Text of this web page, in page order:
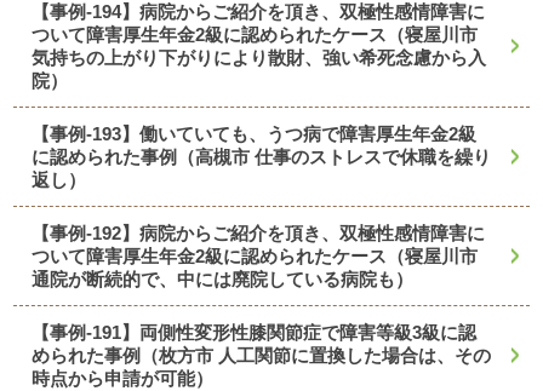
【事例-194】病院からご紹介を頂き、双極性感情障害に
ついて障害厚生年金2級に認められたケース（寝屋川市
気持ちの上がり下がりにより散財、強い希死念慮から入
院）
【事例-193】働いていても、うつ病で障害厚生年金2級
に認められた事例（高槻市 仕事のストレスで休職を繰り
返し）
【事例-192】病院からご紹介を頂き、双極性感情障害に
ついて障害厚生年金2級に認められたケース（寝屋川市
通院が断続的で、中には廃院している病院も）
【事例-191】両側性変形性膝関節症で障害等級3級に認
められた事例（枚方市 人工関節に置換した場合は、その
時点から申請が可能）